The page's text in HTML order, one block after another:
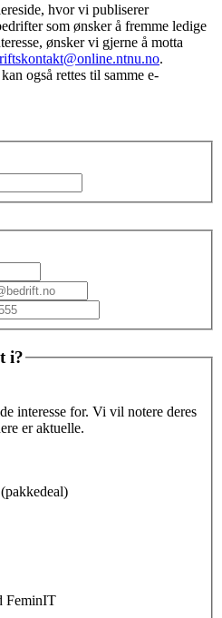
hvor vi publiserer
som ønsker å fremme ledige
ønsker vi gjerne å motta
.
også rettes til samme e-
i?
interesse for. Vi vil notere deres
er aktuelle.
FeminIT